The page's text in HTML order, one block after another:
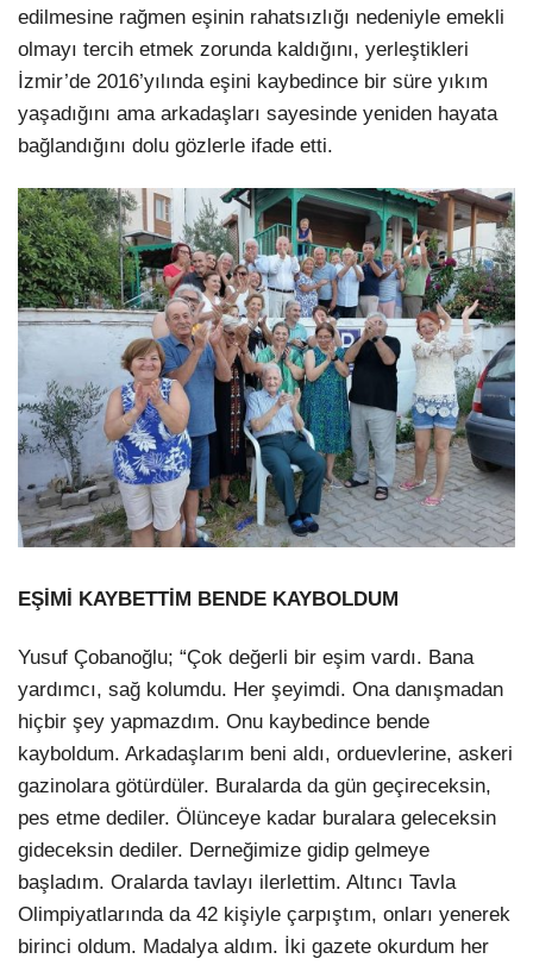
edilmesine rağmen eşinin rahatsızlığı nedeniyle emekli
olmayı tercih etmek zorunda kaldığını, yerleştikleri
İzmir’de 2016’yılında eşini kaybedince bir süre yıkım
yaşadığını ama arkadaşları sayesinde yeniden hayata
bağlandığını dolu gözlerle ifade etti.
EŞİMİ KAYBETTİM BENDE KAYBOLDUM
Yusuf Çobanoğlu; “Çok değerli bir eşim vardı. Bana
yardımcı, sağ kolumdu. Her şeyimdi. Ona danışmadan
hiçbir şey yapmazdım. Onu kaybedince bende
kayboldum. Arkadaşlarım beni aldı, orduevlerine, askeri
gazinolara götürdüler. Buralarda da gün geçireceksin,
pes etme dediler. Ölünceye kadar buralara geleceksin
gideceksin dediler. Derneğimize gidip gelmeye
başladım. Oralarda tavlayı ilerlettim. Altıncı Tavla
Olimpiyatlarında da 42 kişiyle çarpıştım, onları yenerek
birinci oldum. Madalya aldım. İki gazete okurdum her